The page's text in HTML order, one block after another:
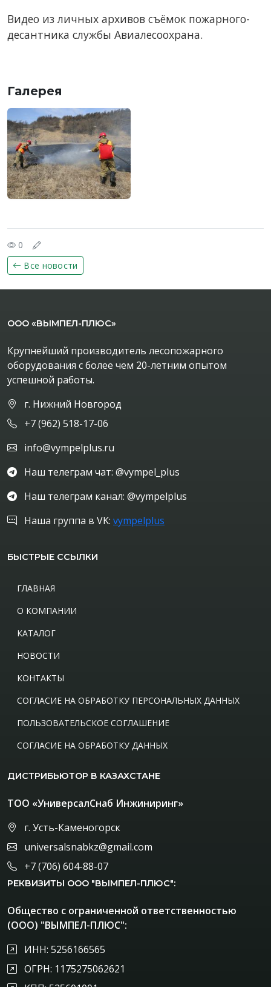
Видео из личных архивов съёмок пожарного-
десантника службы Авиалесоохрана.
Галерея
0
Все новости
ООО «ВЫМПЕЛ-ПЛЮС»
Крупнейший производитель лесопожарного
оборудования с более чем 20-летним опытом
успешной работы.
г. Нижний Новгород
+7 (962) 518-17-06
info@vympelplus.ru
Наш телеграм чат: @vympel_plus
Наш телеграм канал: @vympelplus
Наша группа в VK: vympelplus
БЫСТРЫЕ ССЫЛКИ
ГЛАВНАЯ
О КОМПАНИИ
КАТАЛОГ
НОВОСТИ
КОНТАКТЫ
СОГЛАСИЕ НА ОБРАБОТКУ ПЕРСОНАЛЬНЫХ ДАННЫХ
ПОЛЬЗОВАТЕЛЬСКОЕ СОГЛАШЕНИЕ
СОГЛАСИЕ НА ОБРАБОТКУ ДАННЫХ
ДИСТРИБЬЮТОР В КАЗАХСТАНЕ
ТОО «УниверсалСнаб Инжиниринг»
г. Усть-Каменогорск
universalsnabkz@gmail.com
+7 (706) 604-88-07
РЕКВИЗИТЫ ООО "ВЫМПЕЛ-ПЛЮС":
Общество с ограниченной ответственностью
(ООО) "ВЫМПЕЛ-ПЛЮС":
ИНН: 5256166565
ОГРН: 1175275062621